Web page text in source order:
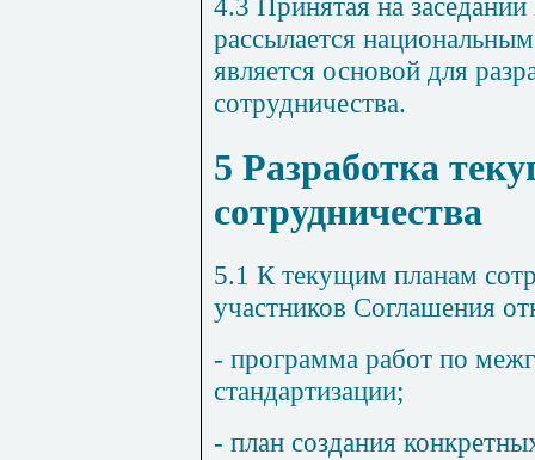
4.3 Принятая на
рассылается
является основой для
сотрудничества.
5 Разработка
сотрудничества
5.1 К текущим планам
участников Соглашения
- программа работ по
стандартизации;
- план создания